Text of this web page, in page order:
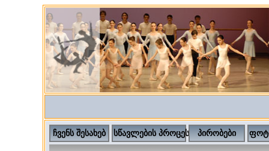
ჩვენს შესახებ სწავლების პროცესი პირობები